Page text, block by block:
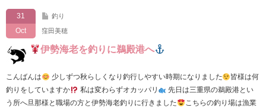
31
Oct
釣り
窪田美穂
伊勢海老を釣りに鵜殿港へ
こんばんは 少しずつ秋らしくなり釣行しやすい時期になりました
皆様は何
釣りをしていますか
私は変わらずオカッパリ
先日は三重県の鵜殿港とい
う所へ旦那様と職場の方と伊勢海老釣りに行きました
こちらの釣り場は漁業